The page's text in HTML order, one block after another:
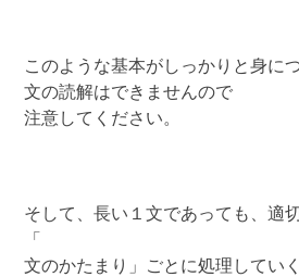
このような基本がしっかりと身に
文の読解はできませんので
注意してください。
そして、長い１文であっても、適
「
文のかたまり」ごとに処理してい